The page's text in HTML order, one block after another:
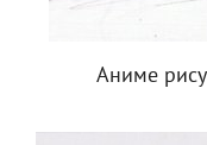
Аниме